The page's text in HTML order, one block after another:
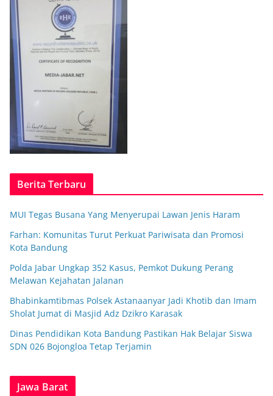
Berita Terbaru
MUI Tegas Busana Yang Menyerupai Lawan Jenis Haram
Farhan: Komunitas Turut Perkuat Pariwisata dan Promosi
Kota Bandung
Polda Jabar Ungkap 352 Kasus, Pemkot Dukung Perang
Melawan Kejahatan Jalanan
Bhabinkamtibmas Polsek Astanaanyar Jadi Khotib dan Imam
Sholat Jumat di Masjid Adz Dzikro Karasak
Dinas Pendidikan Kota Bandung Pastikan Hak Belajar Siswa
SDN 026 Bojongloa Tetap Terjamin
Jawa Barat